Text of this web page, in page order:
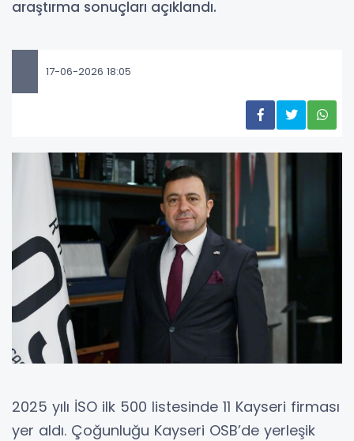
araştırma sonuçları açıklandı.
17-06-2026 18:05
2025 yılı İSO ilk 500 listesinde 11 Kayseri firması
yer aldı. Çoğunluğu Kayseri OSB’de yerleşik